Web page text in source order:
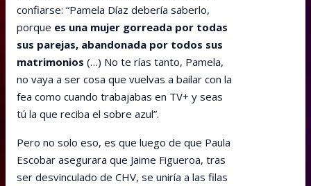
confiarse: “Pamela Díaz debería saberlo,
porque es una mujer gorreada por todas
sus parejas, abandonada por todos sus
matrimonios (…) No te rías tanto, Pamela,
no vaya a ser cosa que vuelvas a bailar con la
fea como cuando trabajabas en TV+ y seas
tú la que reciba el sobre azul”.
Pero no solo eso, es que luego de que Paula
Escobar asegurara que Jaime Figueroa, tras
ser desvinculado de CHV, se uniría a las filas